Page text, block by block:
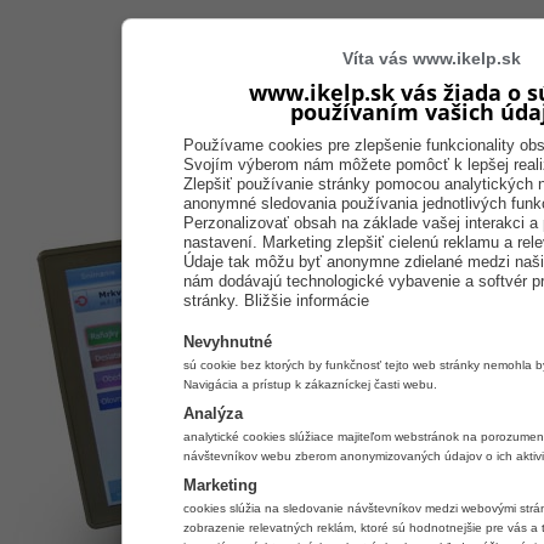
Víta vás www.ikelp.sk
www.ikelp.sk vás žiada o
používaním vašich
Používame cookies pre zlepšenie funkcionality
Svojím výberom nám môžete pomôcť k lepšej
Zlepšiť používanie stránky pomocou analytických
anonymné sledovania používania jednotlivých
Perzonalizovať obsah na základe vašej interakci a
nastavení. Marketing zlepšiť cielenú reklamu a
Údaje tak môžu byť anonymne zdielané medzi
nám dodávajú technologické vybavenie a softvér
stránky. Bližšie informácie
Nevyhnutné
sú cookie bez ktorých by funkčnosť tejto web stránky nemohla
Navigácia a prístup k zákazníckej časti webu.
Analýza
analytické cookies slúžiace majiteľom webstránok na
návštevníkov webu zberom anonymizovaných údajov o ich
Marketing
cookies slúžia na sledovanie návštevníkov medzi webovými
zobrazenie relevatných reklám, ktoré sú hodnotnejšie pre vás a